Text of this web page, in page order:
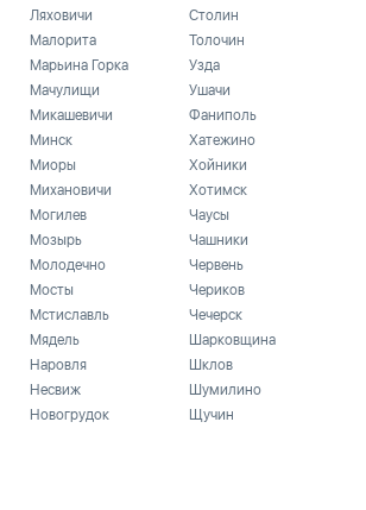
Ляховичи
Малорита
Марьина Горка
Мачулищи
Микашевичи
Минск
Миоры
Михановичи
Могилев
Мозырь
Молодечно
Мосты
Мстиславль
Мядель
Наровля
Несвиж
Новогрудок
Столин
Толочин
Узда
Ушачи
Фаниполь
Хатежино
Хойники
Хотимск
Чаусы
Чашники
Червень
Чериков
Чечерск
Шарковщина
Шклов
Шумилино
Щучин